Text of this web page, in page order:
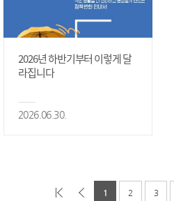
2026년 하반기부터 이렇게 달
라집니다
2026.06.30.
1 2 3